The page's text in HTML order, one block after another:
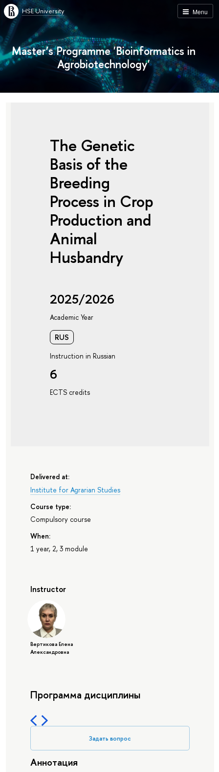
Menu
HSE University
Master’s Programme 'Bioinformatics in
Agrobiotechnology'
The Genetic
Basis of the
Breeding
Process in Crop
Production and
Animal
Husbandry
2025/2026
Academic Year
RUS
Instruction in Russian
6
ECTS credits
Delivered at:
Institute for Agrarian Studies
Course type:
Compulsory course
When:
1 year, 2, 3 module
Instructor
Вертикова Елена
Александровна
Программа дисциплины
Задать вопрос
Аннотация